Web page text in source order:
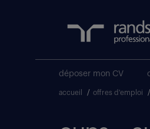
déposer mon CV
accueil / offres d'emploi /